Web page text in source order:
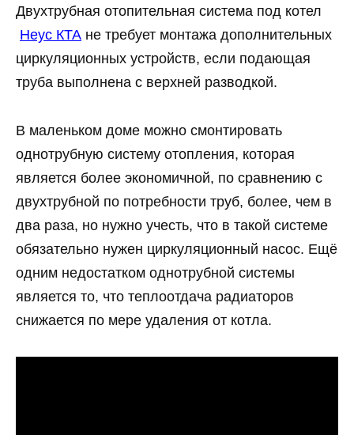
Двухтрубная отопительная система под котел
Неус КТА не требует монтажа дополнительных
циркуляционных устройств, если подающая
труба выполнена с верхней разводкой.
В маленьком доме можно смонтировать
однотрубную систему отопления, которая
является более экономичной, по сравнению с
двухтрубной по потребности труб, более, чем в
два раза, но нужно учесть, что в такой системе
обязательно нужен циркуляционный насос. Ещё
одним недостатком однотрубной системы
является то, что теплоотдача радиаторов
снижается по мере удаления от котла.